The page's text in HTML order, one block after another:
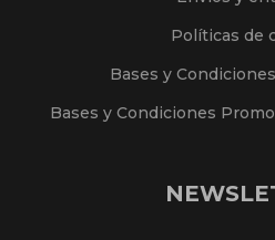
Políticas de
Bases y
Bases y Condiciones